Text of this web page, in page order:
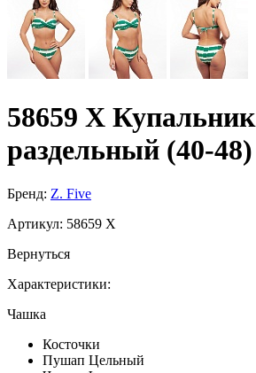
58659 X Купальник
раздельный (40-48)
Бренд: Z. Five
Артикул: 58659 X
Вернуться
Характеристики:
Чашка
Косточки
Пушап Цельный